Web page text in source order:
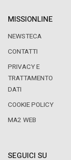
MISSIONLINE
NEWSTECA
CONTATTI
PRIVACY E
TRATTAMENTO
DATI
COOKIE POLICY
MA2 WEB
SEGUICI SU